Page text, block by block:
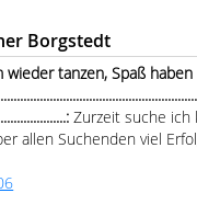
Borgstedt
wieder tanzen, Spaß
Zurzeit suche ich
allen Suchenden viel